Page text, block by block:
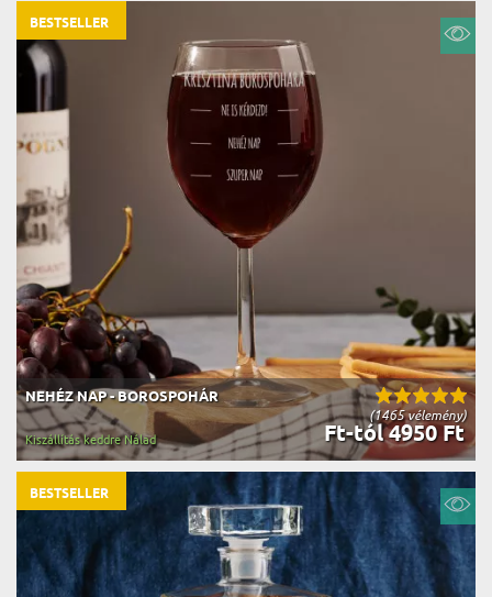
(1465 vélemény)
NEHÉZ NAP - BOROSPOHÁR
Ft-tól 4950 Ft
Kiszállítás keddre Nálad
BESTSELLER
BESTSELLER